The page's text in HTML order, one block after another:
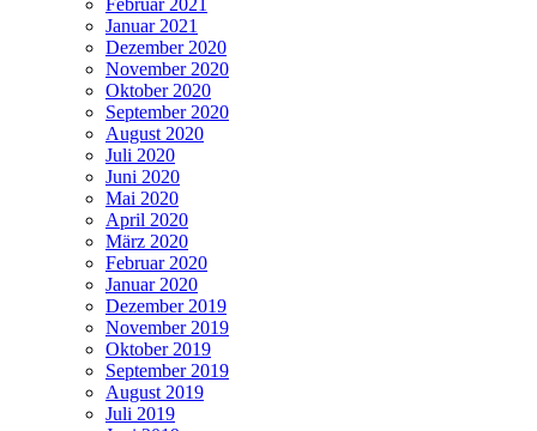
Januar 2021
Dezember 2020
November 2020
Oktober 2020
September 2020
August 2020
Juli 2020
Juni 2020
Mai 2020
April 2020
März 2020
Februar 2020
Januar 2020
Dezember 2019
November 2019
Oktober 2019
September 2019
August 2019
Juli 2019